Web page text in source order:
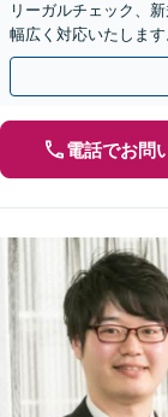
リーガルチェック、
幅広く対応いたしま
ご相談ください。【
電話でお問